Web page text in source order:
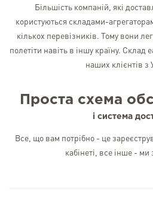
Більшість компаній, які
користуються складами-
кількох перевізників. Тому вони
полетіти навіть в іншу країну. Склад
наших клієнтів з
Проста схема
і система
Все, що вам потрібно - це
кабінеті, все інше - ми